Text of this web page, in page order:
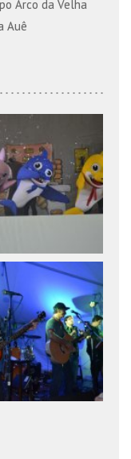
Arco da Velha
Auê